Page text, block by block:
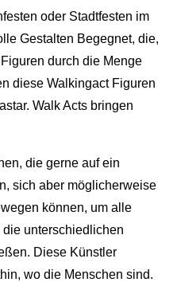
oder Stadtfesten im
Gestalten Begegnet, die,
durch die Menge
diese Walkingact Figuren
Walk Acts bringen
die gerne auf ein
sich aber möglicherweise
können, um alle
unterschiedlichen
Diese Künstler
wo die Menschen sind.